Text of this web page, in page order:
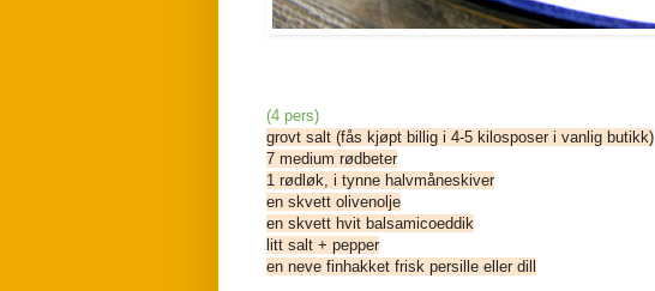
(4 pers)
grovt salt (fås kjøpt billig i 4-5 kilosposer i vanlig butikk)
7 medium rødbeter
1 rødløk, i tynne halvmåneskiver
en skvett olivenolje
en skvett hvit balsamicoeddik
litt salt + pepper
en neve finhakket frisk persille eller dill